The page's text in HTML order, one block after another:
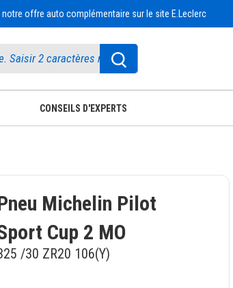
notre offre auto complémentaire sur le site E.Leclerc
CONSEILS D'EXPERTS
Michelin Pilot
Cup 2 MO
/30 ZR20 106(Y)